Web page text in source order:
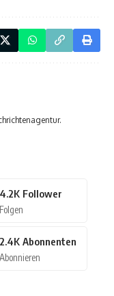
4.2K Follower
Folgen
2.4K Abonnenten
Abonnieren